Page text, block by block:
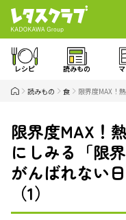
レシピ 読みもの
読みもの 食 限界度MAX！
限界度MAX！
にしみる「限
がんばれない
（1）